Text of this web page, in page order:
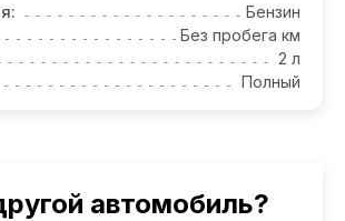
Бензин
Без пробега км
2 л
Полный
автомобиль?